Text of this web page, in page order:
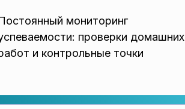
мониторинг
проверки домашних
и контрольные точки